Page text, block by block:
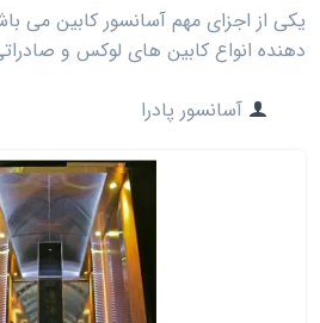
یکی از اجزای مهم آسانسور کابین می
دهنده انواع کابین های لوکس و
آسانسور پادرا